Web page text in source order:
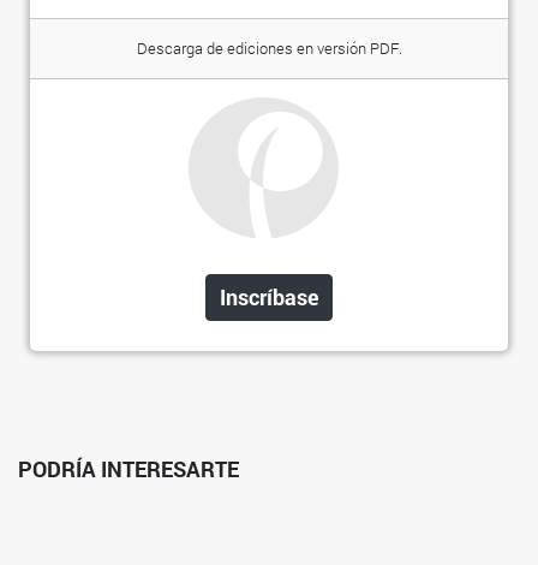
Descarga de ediciones en versión PDF.
Inscríbase
PODRÍA INTERESARTE